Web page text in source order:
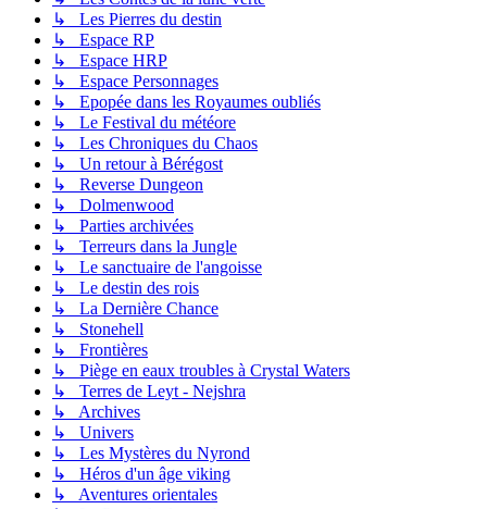
↳ Les Pierres du destin
↳ Espace RP
↳ Espace HRP
↳ Espace Personnages
↳ Epopée dans les Royaumes oubliés
↳ Le Festival du météore
↳ Les Chroniques du Chaos
↳ Un retour à Bérégost
↳ Reverse Dungeon
↳ Dolmenwood
↳ Parties archivées
↳ Terreurs dans la Jungle
↳ Le sanctuaire de l'angoisse
↳ Le destin des rois
↳ La Dernière Chance
↳ Stonehell
↳ Frontières
↳ Piège en eaux troubles à Crystal Waters
↳ Terres de Leyt - Nejshra
↳ Archives
↳ Univers
↳ Les Mystères du Nyrond
↳ Héros d'un âge viking
↳ Aventures orientales